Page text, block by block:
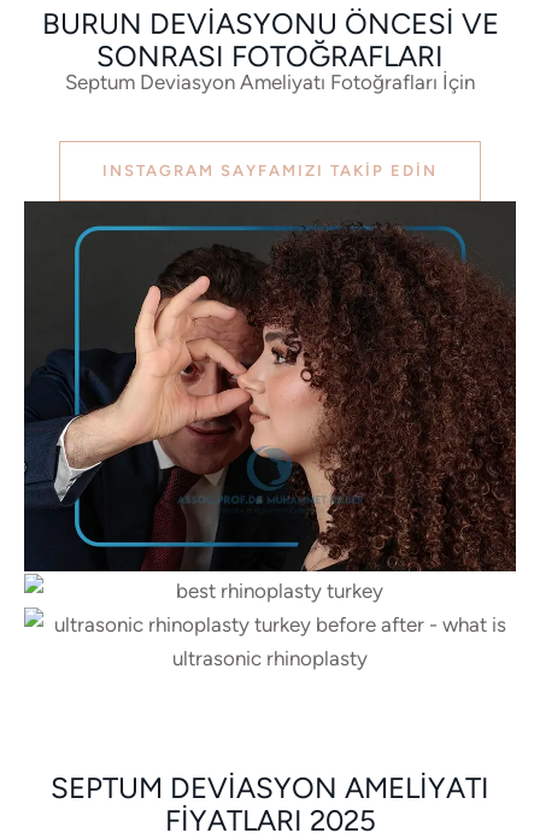
BURUN DEVIASYONU ÖNCESI VE
SONRASI FOTOĞRAFLARI
Septum Deviasyon Ameliyatı Fotoğrafları İçin
INSTAGRAM SAYFAMIZI TAKIP EDIN
SEPTUM DEVIASYON AMELIYATI
FIYATLARI 2025